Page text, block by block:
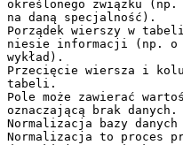
określonego związku
na daną specjalność).
Porządek wierszy w
niesie informacji (np. o
wykład).
Przecięcie wiersza i
tabeli.
Pole może zawierać
oznaczającą brak danych.
Normalizacja bazy danych
Normalizacja to proces